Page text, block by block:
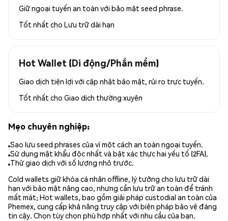
Giữ ngoại tuyến an toàn với bảo mật seed phrase.
Tốt nhất cho Lưu trữ dài hạn
Hot Wallet (Di động/Phần mềm)
Giao dịch tiện lợi với cập nhật bảo mật, rủi ro trực tuyến.
Tốt nhất cho Giao dịch thường xuyên
Mẹo chuyên nghiệp:
Sao lưu seed phrases của ví một cách an toàn ngoại tuyến.
Sử dụng mật khẩu độc nhất và bật xác thực hai yếu tố (2FA).
Thử giao dịch với số lượng nhỏ trước.
Cold wallets giữ khóa cá nhân offline, lý tưởng cho lưu trữ dài
hạn với bảo mật nâng cao, nhưng cần lưu trữ an toàn để tránh
mất mát; Hot wallets, bao gồm giải pháp custodial an toàn của
Phemex, cung cấp khả năng truy cập với biện pháp bảo vệ đáng
tin cậy. Chọn tùy chọn phù hợp nhất với nhu cầu của bạn.